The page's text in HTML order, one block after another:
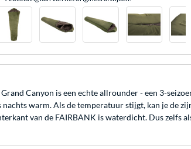
Canyon is een echte allrounder - een 3-
warm. Als de temperatuur stijgt, kan je de
van de FAIRBANK is waterdicht. Dus zelfs